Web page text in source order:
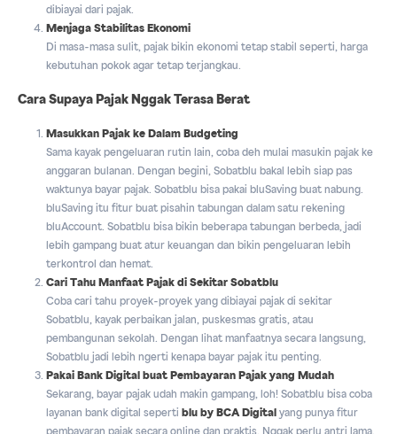
dibiayai dari pajak.
Menjaga Stabilitas Ekonomi
Di masa-masa sulit, pajak bikin ekonomi tetap stabil seperti, harga
kebutuhan pokok agar tetap terjangkau.
Cara Supaya Pajak Nggak Terasa Berat
Masukkan Pajak ke Dalam Budgeting
Sama kayak pengeluaran rutin lain, coba deh mulai masukin pajak ke
anggaran bulanan. Dengan begini, Sobatblu bakal lebih siap pas
waktunya bayar pajak. Sobatblu bisa pakai bluSaving buat nabung.
bluSaving itu fitur buat pisahin tabungan dalam satu rekening
bluAccount. Sobatblu bisa bikin beberapa tabungan berbeda, jadi
lebih gampang buat atur keuangan dan bikin pengeluaran lebih
terkontrol dan hemat.
Cari Tahu Manfaat Pajak di Sekitar Sobatblu
Coba cari tahu proyek-proyek yang dibiayai pajak di sekitar
Sobatblu, kayak perbaikan jalan, puskesmas gratis, atau
pembangunan sekolah. Dengan lihat manfaatnya secara langsung,
Sobatblu jadi lebih ngerti kenapa bayar pajak itu penting.
Pakai Bank Digital buat Pembayaran Pajak yang Mudah
Sekarang, bayar pajak udah makin gampang, loh! Sobatblu bisa coba
layanan bank digital seperti blu by BCA Digitalyang punya fitur